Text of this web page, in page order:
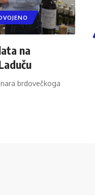
na
brdovečkoga